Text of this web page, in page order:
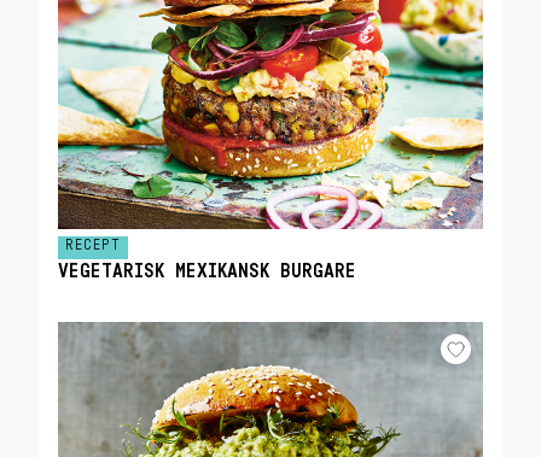
RECEPT
VEGETARISK MEXIKANSK BURGARE